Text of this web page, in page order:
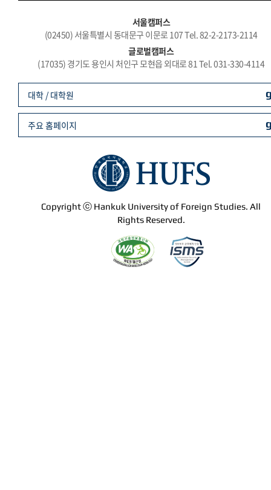
서울캠퍼스
(02450) 서울특별시 동대문구 이문로 107 Tel. 82-2-2173-2114
글로벌캠퍼스
(17035) 경기도 용인시 처인구 모현읍 외대로 81 Tel. 031-330-4114
Copyright ⓒ Hankuk University of Foreign Studies. All
Rights Reserved.
대학 / 대학원
주요 홈페이지